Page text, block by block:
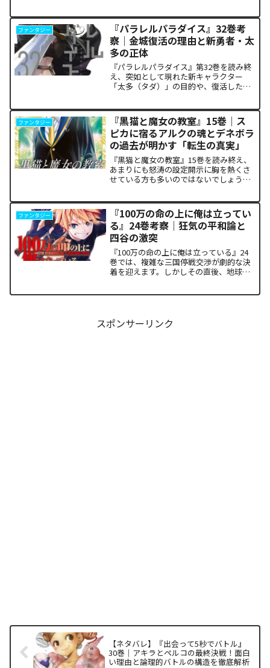
の突然の覚醒、割って入るように秋の代
行者・撫子が残した意味深...
ファンタジー
『パラレルパラダイス』32巻考
察｜金城復活の理由と新勇者・太
多の正体
『パラレルパラダイス』第32巻を読み終
え、突如として現れた新キャラクター
「太多（タダ）」の目的や、復活した邪
あまりにも重く、今後の世界の行方が気
になっている方も多いはずで...
ファンタジー
『黒猫と魔女の教室』15巻｜ス
ピカに宿るアルクの魂とデネボラ
の過去が明かす「転生の真実」
『黒猫と魔女の教室』15巻を読み終え、
あまりにも怒涛の設定開示に胸を熱くさ
せている方も多いのではないでしょう
ドの裏側で、本作最大のミステリーであ
った「アルクの正体」と...
ファンタジー
『100万の命の上に俺は立ってい
る』24巻考察｜狂気の平和論と
四谷の激突
『100万の命の上に俺は立っている』24
巻では、複雑な三国停戦交渉が劇的な決
着を迎えます。しかしその直後、地球を
スポンサーリンク
【ネタバレ】『出会って5秒でバトル』
30巻｜アキラとペルコの最終決戦！面白
い理由と論理的バトルの構造を徹底解析